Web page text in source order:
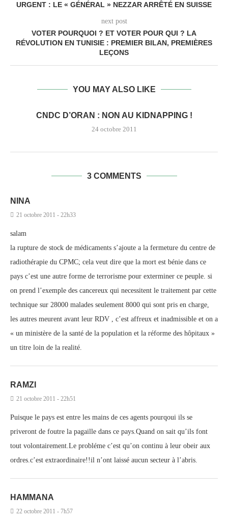
URGENT : LE « GÉNÉRAL » NEZZAR ARRÊTÉ EN SUISSE
next post
VOTER POURQUOI ? ET VOTER POUR QUI ? LA
RÉVOLUTION EN TUNISIE : PREMIER BILAN, PREMIÈRES
LEÇONS
YOU MAY ALSO LIKE
CNDC D’ORAN : NON AU KIDNAPPING !
24 octobre 2011
3 COMMENTS
NINA
21 octobre 2011 - 22h33
salam
la rupture de stock de médicaments s’ajoute a la fermeture du centre de
radiothérapie du CPMC; cela veut dire que la mort est bénie dans ce
pays c’est une autre forme de terrorisme pour exterminer ce peuple. si
on prend l’exemple des cancereux qui necessitent le traitement par cette
technique sur 28000 malades seulement 8000 qui sont pris en charge,
les autres meurent avant leur RDV , c’est affreux et inadmissible et on a
« un ministère de la santé de la population et la réforme des hôpitaux »
un titre loin de la realité.
RAMZI
21 octobre 2011 - 22h51
Puisque le pays est entre les mains de ces agents pourqoui ils se
priveront de foutre la pagaille dans ce pays.Quand on sait qu’ils font
tout volontairement.Le probléme c’est qu’on continu à leur obeir aux
ordres.c’est extraordinaire!!il n’ont laissé aucun secteur à l’abris.
HAMMANA
22 octobre 2011 - 7h57